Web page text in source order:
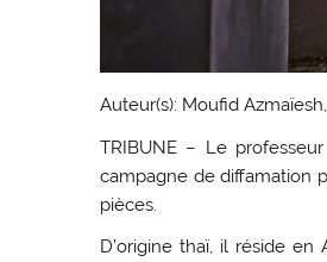
Auteur(s): Moufid
TRIBUNE – Le
campagne de diffamation
pièces.
D’origine thaï, il réside